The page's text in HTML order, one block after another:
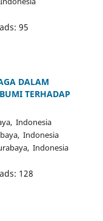
95
DALAM
TERHADAP
Indonesia
Indonesia
Indonesia
128